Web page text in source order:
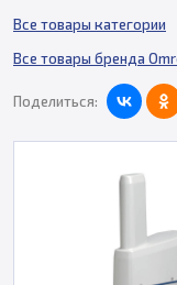
Все товары категории
Все товары бренда
Поделиться: